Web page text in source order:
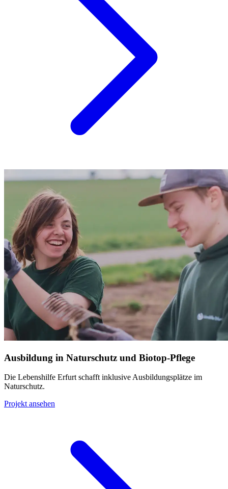
Ausbildung in Naturschutz und Biotop-Pflege
Die Lebenshilfe Erfurt schafft inklusive Ausbildungsplätze im
Naturschutz.
Projekt ansehen